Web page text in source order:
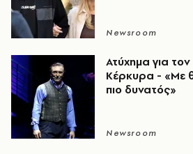
Newsroom
Ατύχημα για
Κέρκυρα - «Με
πιο δυνατός»​​​​​​​​​​​​​​​​​​​​​​​​​​​​​​​​​​​​​​​​​
Newsroom